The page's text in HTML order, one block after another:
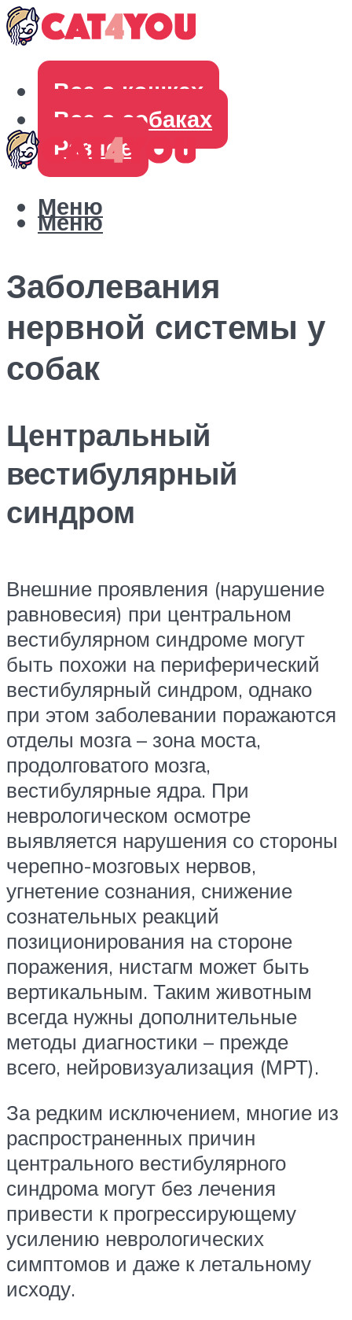
Все о кошках
Все о собаках
Разное
Меню
Меню
Заболевания
нервной системы у
собак
Центральный
вестибулярный
синдром
Внешние проявления (нарушение
равновесия) при центральном
вестибулярном синдроме могут
быть похожи на периферический
вестибулярный синдром, однако
при этом заболевании поражаются
отделы мозга – зона моста,
продолговатого мозга,
вестибулярные ядра. При
неврологическом осмотре
выявляется нарушения со стороны
черепно-мозговых нервов,
угнетение сознания, снижение
сознательных реакций
позиционирования на стороне
поражения, нистагм может быть
вертикальным. Таким животным
всегда нужны дополнительные
методы диагностики – прежде
всего, нейровизуализация (МРТ).
За редким исключением, многие из
распространенных причин
центрального вестибулярного
синдрома могут без лечения
привести к прогрессирующему
усилению неврологических
симптомов и даже к летальному
исходу.